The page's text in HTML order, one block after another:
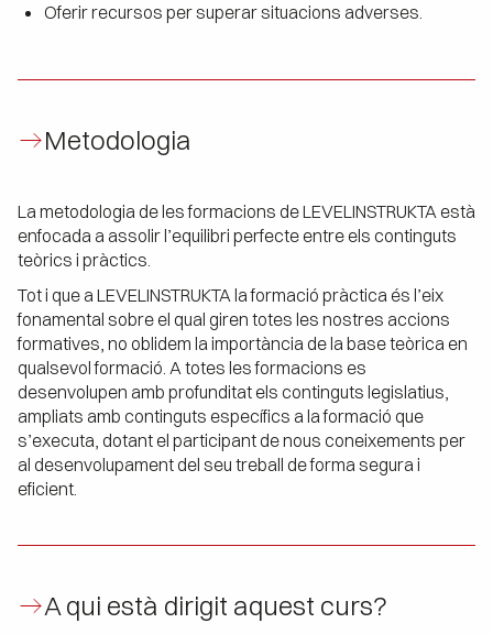
Oferir recursos per superar situacions adverses.
Metodologia
La metodologia de les formacions de LEVELINSTRUKTA està
enfocada a assolir l’equilibri perfecte entre els continguts
teòrics i pràctics.
Tot i que a LEVELINSTRUKTA la formació pràctica és l’eix
fonamental sobre el qual giren totes les nostres accions
formatives, no oblidem la importància de la base teòrica en
qualsevol formació. A totes les formacions es
desenvolupen amb profunditat els continguts legislatius,
ampliats amb continguts específics a la formació que
s’executa, dotant el participant de nous coneixements per
al desenvolupament del seu treball de forma segura i
eficient.
A qui està dirigit aquest curs?